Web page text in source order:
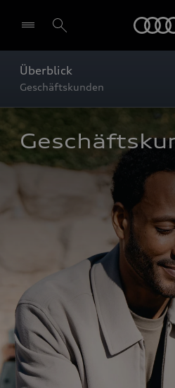
Überblick
Geschäftskunden